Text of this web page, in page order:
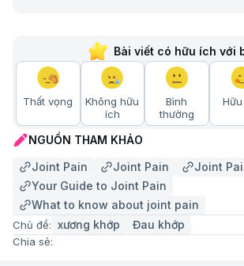
Điều trị đau khớp
Mặc dù nhiều loại bệnh có thể không
khỏi hoàn toàn đau khớp, nhưng có
kiểm soát nó. Đôi khi, cơn đau có thể
cách dùng thuốc không kê đơn hoặc
hiện các bài tập đơn giản hàng ngày.
Điều trị đau khớp bao gồm:
Nội khoa
Bài viết có hữu ích với
Thất vọng
Không hữu
ích
Bình
thường
NGUỒN THAM KHẢO
Joint Pain
Joint Pain
Joint
Your Guide to Joint Pain
What to know about joint pain
Chủ đề: xương khớp Đau khớp
Chia sẻ: